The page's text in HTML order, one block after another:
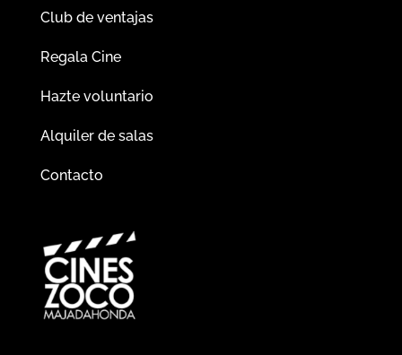
Club de ventajas
Regala Cine
Hazte voluntario
Alquiler de salas
Contacto